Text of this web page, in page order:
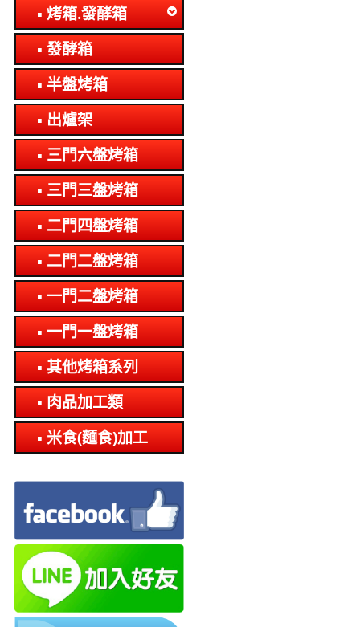
烤箱.發酵箱
發酵箱
半盤烤箱
出爐架
三門六盤烤箱
三門三盤烤箱
二門四盤烤箱
二門二盤烤箱
一門二盤烤箱
一門一盤烤箱
其他烤箱系列
肉品加工類
米食(麵食)加工